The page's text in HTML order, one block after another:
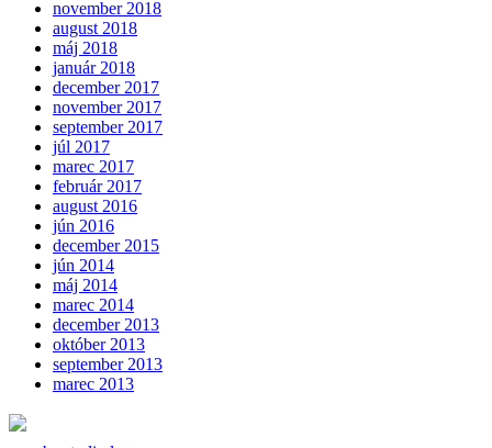
november 2018
august 2018
máj 2018
január 2018
december 2017
november 2017
september 2017
júl 2017
marec 2017
február 2017
august 2016
jún 2016
december 2015
jún 2014
máj 2014
marec 2014
december 2013
október 2013
september 2013
marec 2013